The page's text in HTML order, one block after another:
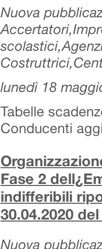
Nuova
lunedì 18
Tabelle
Conducenti
Fase 2
indifferibili
30.04.2020
Nuova